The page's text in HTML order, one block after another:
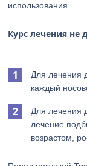
использования.
Курс лечения не
Для лечения
каждый
Для лечения
лечение
возрастом,